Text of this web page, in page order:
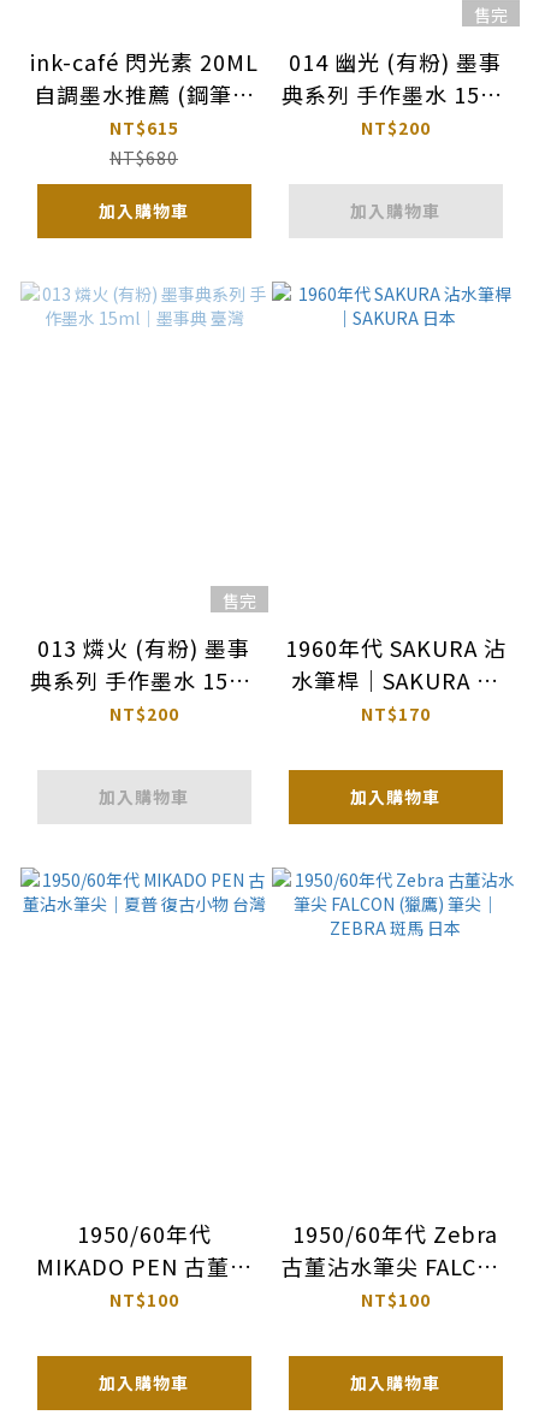
ink-café 閃光素 20ML
自調墨水推薦 (鋼筆不
可用) ｜Kuretake 吳
竹 日本
NT$615
NT$680
加入購物車
售完
014 幽光 (有粉) 墨事
典系列 手作墨水 15ml
｜墨事典 臺灣
NT$200
加入購物車
售完
013 燐火 (有粉) 墨事
典系列 手作墨水 15ml
｜墨事典 臺灣
NT$200
加入購物車
1960年代 SAKURA 沾
水筆桿｜SAKURA 日
本
NT$170
加入購物車
1950/60年代
MIKADO PEN 古董沾
水筆尖｜夏普 復古小
NT$100
加入購物車
1950/60年代 Zebra
古董沾水筆尖 FALCON
(獵鷹) 筆尖｜ZEBRA
NT$100
加入購物車